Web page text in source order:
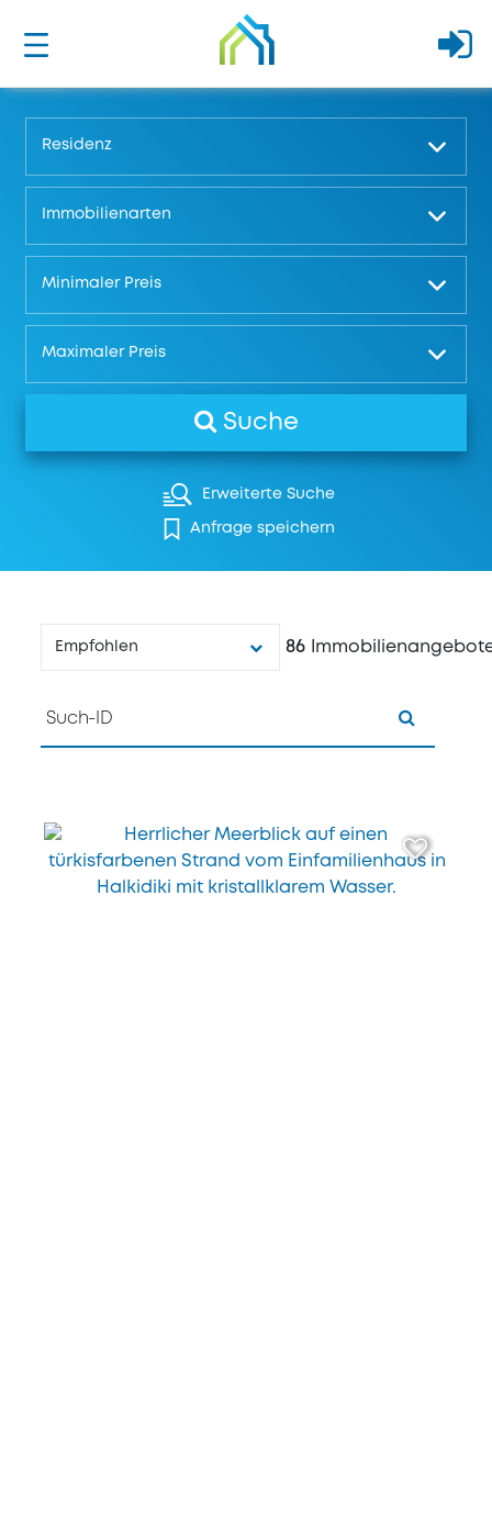
Residenz
Immobilienarten
Minimaler Preis
Maximaler Preis
Suche
Erweiterte Suche
Anfrage speichern
Empfohlen 86